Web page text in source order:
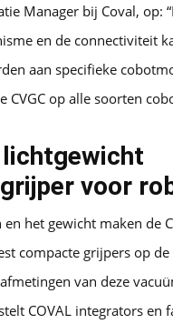
Manager bij Coval, op:
en de connectiviteit
aan specifieke
CVGC op alle soorten
lichtgewicht
voor
het gewicht maken de
compacte grijpers op
van deze
COVAL integrators en